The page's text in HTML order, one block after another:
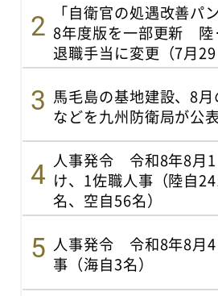
「自衛官の処遇改善パ
8年度版を一部更新 陸
退職手当に変更（7月29
馬毛島の基地建設、8
などを九州防衛局が公
人事発令 令和8年8月
け、1佐職人事（陸自
名、空自56名）
人事発令 令和8年8月4
事（海自3名）